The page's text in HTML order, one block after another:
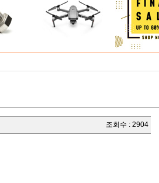
조회수 : 2904